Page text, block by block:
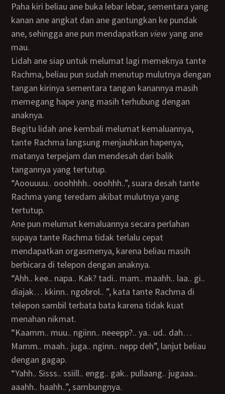
Paha kiri beliau ane buka lebar lebar, sementara yang
kanan ane angkat dan ane gantungkan ke pundak
ane, sehingga ane pun mendapatkan viewyang ane
mau.
Lidah ane siap untuk melumat lagi memeknya tante
Rachma, beliau pun sudah menutup mulutnya dengan
tangan kirinya sementara tangan kanannya masih
memegang hape yang masih terhubung dengan
anaknya.
Begitu lidah ane kembali melumat kemaluannya,
tante Rachma langsung menjauhkan hapenya,
matanya terpejam dan mendesah dari balik
tangannya yang tertutup.
“aoouuuu.. ooohhhh.. ooohhh..”, suara desah tante
Rachma yang teredam akibat mulutnya yang
tertutup.
Ane pun melumat kemaluannya secara perlahan
supaya tante Rachma tidak terlalu cepat
mendapatkan orgasmenya, karena beliau masih
berbicara di telepon dengan anaknya.
“Ahh.. kee.. napa.. Kak? tadi.. mam.. maahh.. laa.. gi..
diajak… kkinn.. ngobrol.. ”, kata tante Rachma di
telepon sambil terbata bata karena tidak kuat
menahan nikmat.
“Kaamm.. muu.. ngiinn.. neeepp?.. ya.. ud.. dah…
Mamm.. maah.. juga.. nginn.. nepp deh”, lanjut beliau
dengan gagap.
“Yahh.. Sisss.. ssiill.. engg.. gak.. pullaang.. jugaaa..
aaahh.. haahh..”, sambungnya.